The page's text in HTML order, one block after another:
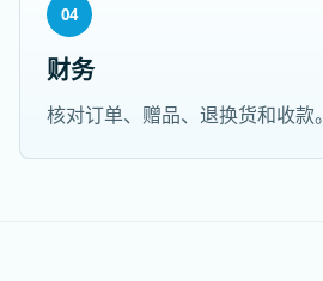
04
财务
核对订单、赠品、退换货和收款。